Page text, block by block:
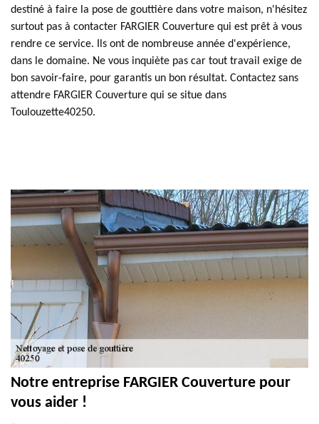
destiné à faire la pose de gouttière dans votre maison, n'hésitez
surtout pas à contacter FARGIER Couverture qui est prêt à vous
rendre ce service. Ils ont de nombreuse année d'expérience,
dans le domaine. Ne vous inquiète pas car tout travail exige de
bon savoir-faire, pour garantis un bon résultat. Contactez sans
attendre FARGIER Couverture qui se situe dans
Toulouzette40250.
Notre entreprise FARGIER Couverture pour
vous aider !